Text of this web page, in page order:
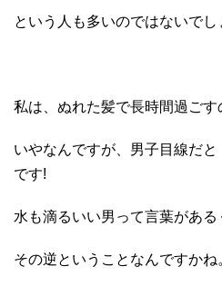
という人も多いのではないでし
私は、ぬれた髪で長時間過ご
いやなんですが、男子目線だ
です!
水も滴るいい男って言葉がある
その逆ということなんですかね